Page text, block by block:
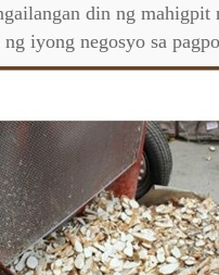
din ng
iyong negosyo sa